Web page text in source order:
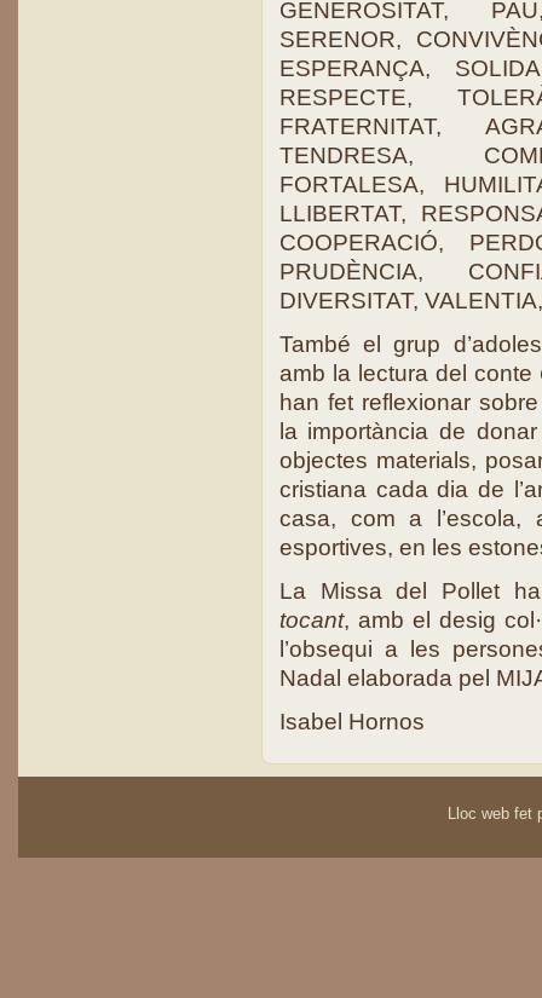
GENEROSITAT,
SERENOR,
ESPERANÇA,
RESPECTE,
FRATERNITAT,
TENDRESA,
FORTALESA,
LLIBERTAT,
COOPERACIÓ,
PRUDÈNCIA,
DIVERSITAT,
També el grup
amb la lectura del conte
han fet reflexionar
la importància de
objectes materials,
cristiana cada dia de
casa, com a l’escola,
esportives, en les
La Missa del Pollet
tocant, amb el desig
l’obsequi a les
Nadal elaborada pel
Isabel Hornos
Lloc web fet